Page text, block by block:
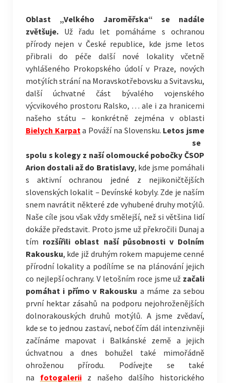
Oblast „Velkého Jaroměřska“ se nadále
zvětšuje.Už řadu let pomáháme s ochranou
přírody nejen v České republice, kde jsme letos
přibrali do péče další nové lokality včetně
vyhlášeného Prokopského údolí v Praze, nových
motýlích strání na Moravskotřebovsku a Svitavsku,
další úchvatné část bývalého vojenského
výcvikového prostoru Ralsko, … ale i za hranicemi
našeho státu – konkrétně zejména v oblasti
Bielych Karpata Pováží na Slovensku. Letos jsme
se
spolu s kolegy z naší olomoucké pobočky ČSOP
Arion dostali až do Bratislavy, kde jsme pomáhali
s aktivní ochranou jedné z nejikoničtějších
slovenských lokalit – Devínské kobyly. Zde je naším
snem navrátit některé zde vyhubené druhy motýlů.
Naše cíle jsou však vždy smělejší, než si většina lidí
dokáže představit. Proto jsme už překročili Dunaj a
tím rozšířili oblast naší působnosti v Dolním
Rakousku, kde již druhým rokem mapujeme cenné
přírodní lokality a podílíme se na plánování jejich
co nejlepší ochrany. V letošním roce jsme už začali
pomáhat i přímo v Rakousku a máme za sebou
první hektar zásahů na podporu nejohroženějších
dolnorakouských druhů motýlů. A jsme zvědaví,
kde se to jednou zastaví, neboť čím dál intenzivněji
začínáme mapovat i Balkánské země a jejich
úchvatnou a dnes bohužel také mimořádně
ohroženou přírodu. Podívejte se také
na fotogalerii
z našeho dalšího historického